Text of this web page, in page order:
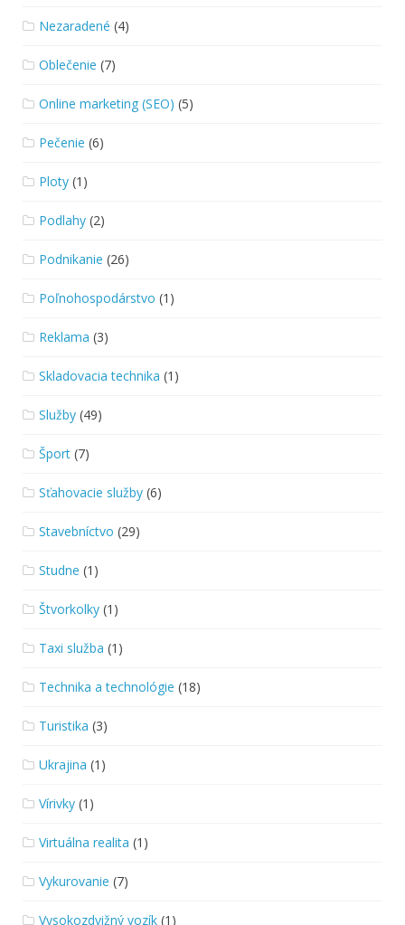
Nezaradené (4)
Oblečenie (7)
Online marketing (SEO) (5)
Pečenie (6)
Ploty (1)
Podlahy (2)
Podnikanie (26)
Poľnohospodárstvo (1)
Reklama (3)
Skladovacia technika (1)
Služby (49)
Šport (7)
Sťahovacie služby (6)
Stavebníctvo (29)
Studne (1)
Štvorkolky (1)
Taxi služba (1)
Technika a technológie (18)
Turistika (3)
Ukrajina (1)
Vírivky (1)
Virtuálna realita (1)
Vykurovanie (7)
Vysokozdvižný vozík (1)